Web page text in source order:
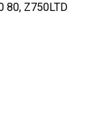
80, Z750LTD